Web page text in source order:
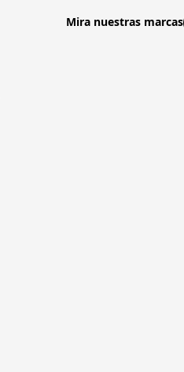
Mira nuestras marcas